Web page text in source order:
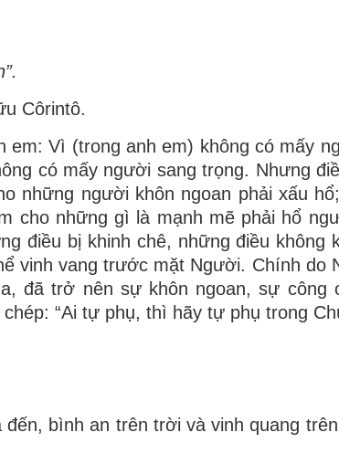
Côrintô.
em: Vì (trong anh em) không có mấy
có mấy người sang trọng. Nhưng
những người khôn ngoan phải xấu
cho những gì là mạnh mẽ phải hổ
điều bị khinh chê, những điều không
vinh vang trước mặt Người. Chính do
đã trở nên sự khôn ngoan, sự công
“Ai tự phụ, thì hãy tự phụ trong
bình an trên trời và vinh quang